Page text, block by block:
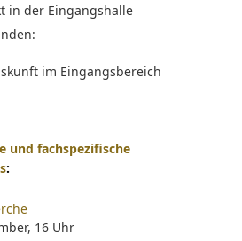
in der Eingangshalle
im Eingangsbereich
und fachspezifische
:
16 Uhr